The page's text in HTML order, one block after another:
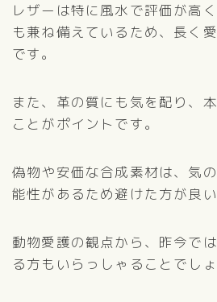
レザーは特に風水で評価が高
も兼ね備えているため、長く
です。
また、革の質にも気を配り、
ことがポイントです。
偽物や安価な合成素材は、気
能性があるため避けた方が良い
動物愛護の観点から、昨今で
る方もいらっしゃることでしょ